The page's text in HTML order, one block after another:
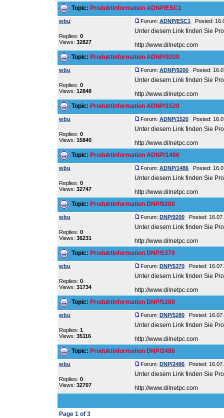
Topic: Produktinformation ADNP/ESC1
wbu
Replies: 0
Views: 32827
Forum: ADNP/ESC1 Posted:
Unter diesem Link finden Sie
http://www.dilnetpc.com
Topic: Produktinformation ADNP/9200
wbu
Replies: 0
Views: 12848
Forum: ADNP/9200 Posted:
Unter diesem Link finden Sie
http://www.dilnetpc.com
Topic: Produktinformation ADNP/1520
wbu
Replies: 0
Views: 15840
Forum: ADNP/1520 Posted:
Unter diesem Link finden Sie
http://www.dilnetpc.com
Topic: Produktinformation ADNP/1486
wbu
Replies: 0
Views: 32747
Forum: ADNP/1486 Posted:
Unter diesem Link finden Sie
http://www.dilnetpc.com
Topic: Produktinformation DNP/9200
wbu
Replies: 0
Views: 36231
Forum: DNP/9200 Posted:
Unter diesem Link finden Sie
http://www.dilnetpc.com
Topic: Produktinformation DNP/5370
wbu
Replies: 0
Views: 31734
Forum: DNP/5370 Posted:
Unter diesem Link finden Sie
http://www.dilnetpc.com
Topic: Produktinformation DNP/5280
wbu
Replies: 1
Views: 35116
Forum: DNP/5280 Posted:
Unter diesem Link finden Sie
http://www.dilnetpc.com
Topic: Produktinformation DNP/2486
wbu
Replies: 0
Views: 32707
Forum: DNP/2486 Posted:
Unter diesem Link finden Sie
http://www.dilnetpc.com
Page 1 of 3